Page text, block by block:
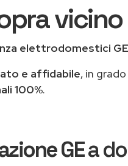
elettrodomestici
e affidabile, in
100%.
GEa